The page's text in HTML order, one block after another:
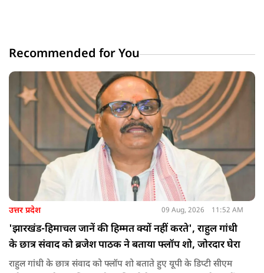
Recommended for You
उत्तर प्रदेश 09 Aug, 2026 11:52 AM
'झारखंड-हिमाचल जानें की हिम्मत क्यों नहीं करते', राहुल गांधी
के छात्र संवाद को ब्रजेश पाठक ने बताया फ्लॉप शो, जोरदार घेरा
राहुल गांधी के छात्र संवाद को फ्लॉप शो बताते हुए यूपी के डिप्टी सीएम